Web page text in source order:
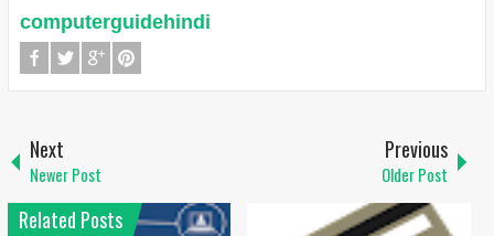
computerguidehindi
Next
Newer Post
Previous
Older Post
Related Posts